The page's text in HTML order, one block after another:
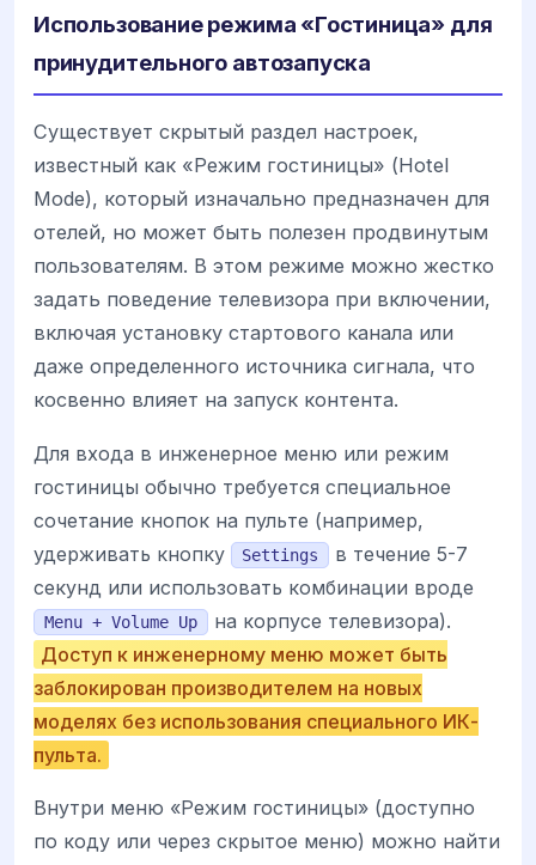
Использование режима «Гостиница» для
принудительного автозапуска
Существует скрытый раздел настроек,
известный как «Режим гостиницы» (Hotel
Mode), который изначально предназначен для
отелей, но может быть полезен продвинутым
пользователям. В этом режиме можно жестко
задать поведение телевизора при включении,
включая установку стартового канала или
даже определенного источника сигнала, что
косвенно влияет на запуск контента.
Для входа в инженерное меню или режим
гостиницы обычно требуется специальное
сочетание кнопок на пульте (например,
удерживать кнопку
Settings
в течение 5-7
секунд или использовать комбинации вроде
Menu + Volume Up
на корпусе телевизора).
Доступ к инженерному меню может быть
заблокирован производителем на новых
моделях без использования специального ИК-
пульта.
Внутри меню «Режим гостиницы» (доступно
по коду или через скрытое меню) можно найти